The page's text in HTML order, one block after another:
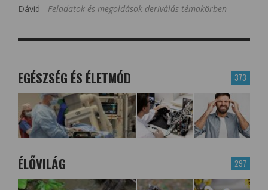
Dávid - Feladatok és megoldások deriválás témakörben
373
EGÉSZSÉG ÉS ÉLETMÓD
297
ÉLŐVILÁG